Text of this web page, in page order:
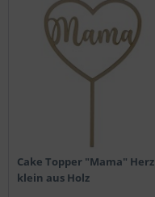
Cake Topper "Mama" Herz
klein aus Holz